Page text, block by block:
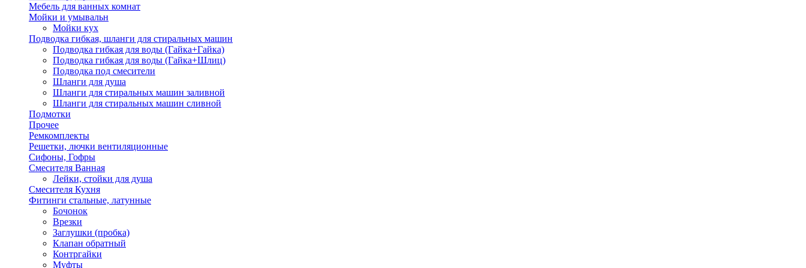
Мебель для ванных комнат
Мойки и умывальн
Мойки кух
Подводка гибкая, шланги для стиральных машин
Подводка гибкая для воды (Гайка+Гайка)
Подводка гибкая для воды (Гайка+Шлиц)
Подводка под смесители
Шланги для душа
Шланги для стиральных машин заливной
Шланги для стиральных машин сливной
Подмотки
Прочее
Ремкомплекты
Решетки, лючки вентиляционные
Сифоны, Гофры
Смесителя Ванная
Лейки, стойки для душа
Смесителя Кухня
Фитинги стальные, латунные
Бочонок
Врезки
Заглушки (пробка)
Клапан обратный
Контргайки
Муфты